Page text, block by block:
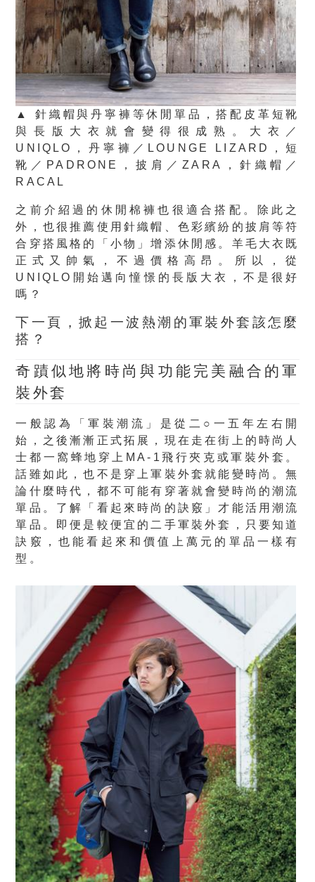
▲ 針織帽與丹寧褲等休閒單品，搭配皮革短靴
與長版大衣就會變得很成熟。大衣／
UNIQLO，丹寧褲／LOUNGE LIZARD，短
靴／PADRONE，披肩／ZARA，針織帽／
RACAL
之前介紹過的休閒棉褲也很適合搭配。除此之
外，也很推薦使用針織帽、色彩繽紛的披肩等符
合穿搭風格的「小物」增添休閒感。羊毛大衣既
正式又帥氣，不過價格高昂。所以，從
UNIQLO開始邁向憧憬的長版大衣，不是很好
嗎？
下一頁，掀起一波熱潮的軍裝外套該怎麼
搭？
奇蹟似地將時尚與功能完美融合的軍
裝外套
一般認為「軍裝潮流」是從二○一五年左右開
始，之後漸漸正式拓展，現在走在街上的時尚人
士都一窩蜂地穿上MA-1飛行夾克或軍裝外套。
話雖如此，也不是穿上軍裝外套就能變時尚。無
論什麼時代，都不可能有穿著就會變時尚的潮流
單品。了解「看起來時尚的訣竅」才能活用潮流
單品。即便是較便宜的二手軍裝外套，只要知道
訣竅，也能看起來和價值上萬元的單品一樣有
型。